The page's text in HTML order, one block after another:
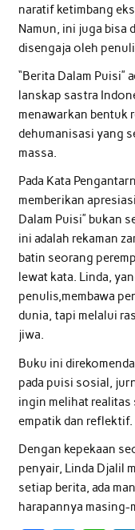
naratif ketimbang
Namun, ini juga bisa
disengaja oleh
“Berita Dalam Puisi”
lanskap sastra
menawarkan bentuk
dehumanisasi yang
massa.
Pada Kata
memberikan
Dalam Puisi” bukan
ini adalah rekaman
batin seorang
lewat kata. Linda,
penulis,membawa
dunia, tapi melalui
jiwa.
Buku ini
pada puisi sosial,
ingin melihat
empatik dan reflektif.
Dengan kepekaan
penyair, Linda Djalil
setiap berita, ada
harapannya masing-